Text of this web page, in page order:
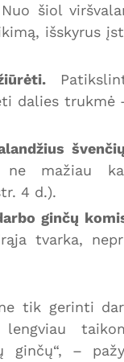
šiol
išskyrus
dalies trukmė
mažiau
4 d.).
ginčų
tvarka,
tik gerinti
ginčų“, –